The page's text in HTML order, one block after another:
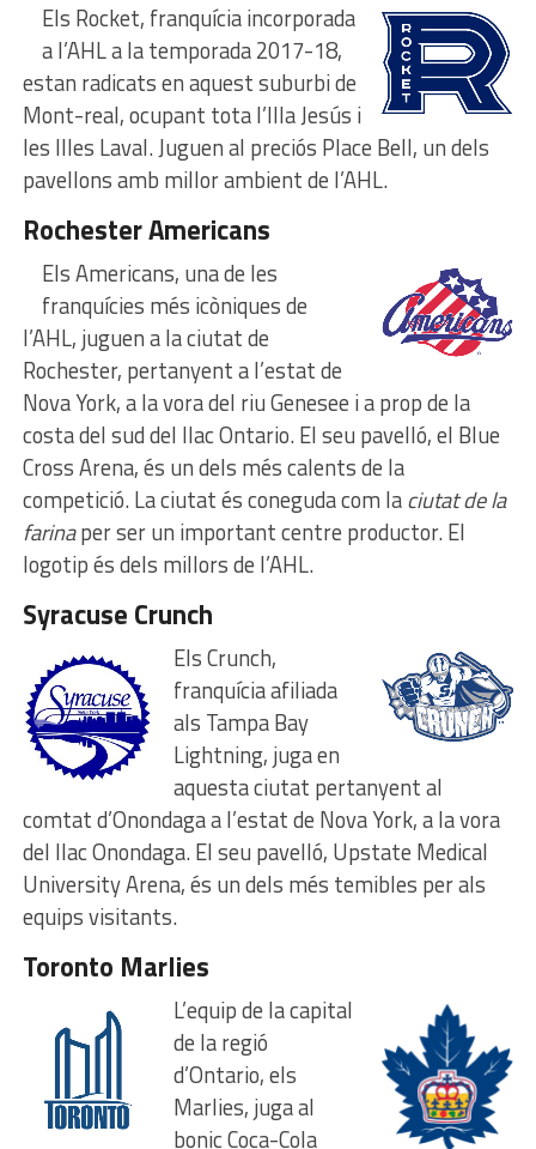
Els Rocket, franquícia incorporada
a l’AHL a la temporada 2017-18,
estan radicats en aquest suburbi de
Mont-real, ocupant tota l’Illa Jesús i
les Illes Laval. Juguen al preciós Place Bell, un dels
pavellons amb millor ambient de l’AHL.
Rochester Americans
Els Americans, una de les
franquícies més icòniques de
l’AHL, juguen a la ciutat de
Rochester, pertanyent a l’estat de
Nova York, a la vora del riu Genesee i a prop de la
costa del sud del llac Ontario. El seu pavelló, el Blue
Cross Arena, és un dels més calents de la
competició. La ciutat és coneguda com laciutat de la
farinaper ser un important centre productor. El
logotip és dels millors de l’AHL.
Syracuse Crunch
Els Crunch,
franquícia afiliada
als Tampa Bay
Lightning, juga en
aquesta ciutat pertanyent al
comtat d’Onondaga a l’estat de Nova York, a la vora
del llac Onondaga. El seu pavelló, Upstate Medical
University Arena, és un dels més temibles per als
equips visitants.
Toronto Marlies
L’equip de la capital
de la regió
d’Ontario, els
Marlies, juga al
bonic Coca-Cola